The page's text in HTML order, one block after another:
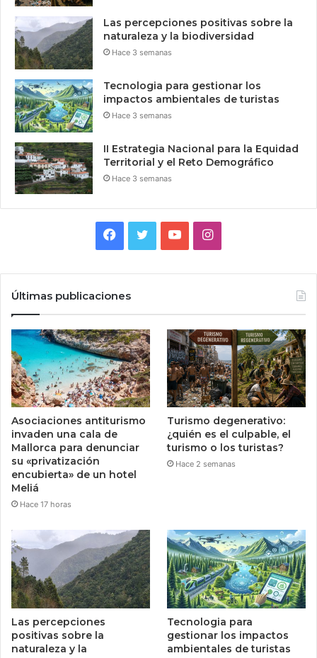
Las percepciones positivas sobre la
naturaleza y la biodiversidad
Hace 3 semanas
Tecnologia para gestionar los
impactos ambientales de turistas
Hace 3 semanas
II Estrategia Nacional para la Equidad
Territorial y el Reto Demográfico
Hace 3 semanas
Facebook
TwitterYouTubeInstagram
Últimas publicaciones
Asociaciones antiturismo
invaden una cala de
Mallorca para denunciar
su «privatización
encubierta» de un hotel
Meliá
Hace 17 horas
Turismo degenerativo:
¿quién es el culpable, el
turismo o los turistas?
Hace 2 semanas
Las percepciones
positivas sobre la
naturaleza y la
Tecnologia para
gestionar los impactos
ambientales de turistas